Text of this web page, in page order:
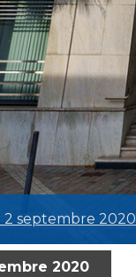
2 septembre 2020
2020